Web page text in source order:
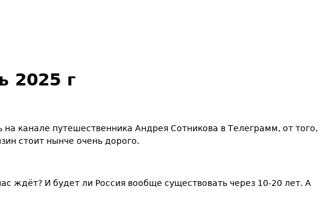
2025 г
канале путешественника Андрея Сотникова в Телеграмм, от того,
стоит нынче очень дорого.
ждёт? И будет ли Россия вообще существовать через 10-20 лет. А